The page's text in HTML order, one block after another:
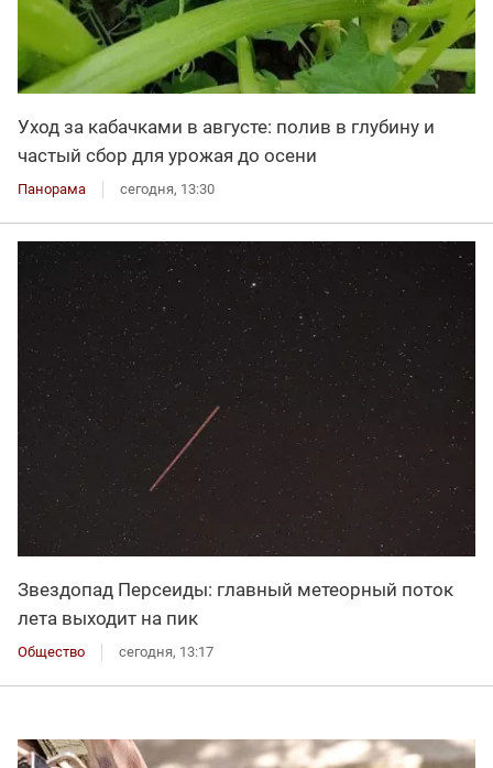
Уход за кабачками в августе: полив в глубину и
частый сбор для урожая до осени
Панорама сегодня, 13:30
Звездопад Персеиды: главный метеорный поток
лета выходит на пик
Общество сегодня, 13:17